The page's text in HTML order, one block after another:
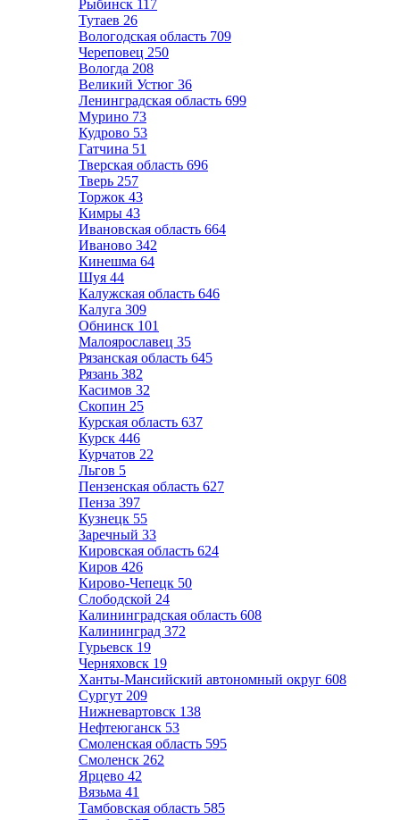
Рыбинск 117
Тутаев 26
Вологодская область 709
Череповец 250
Вологда 208
Великий Устюг 36
Ленинградская область 699
Мурино 73
Кудрово 53
Гатчина 51
Тверская область 696
Тверь 257
Торжок 43
Кимры 43
Ивановская область 664
Иваново 342
Кинешма 64
Шуя 44
Калужская область 646
Калуга 309
Обнинск 101
Малоярославец 35
Рязанская область 645
Рязань 382
Касимов 32
Скопин 25
Курская область 637
Курск 446
Курчатов 22
Льгов 5
Пензенская область 627
Пенза 397
Кузнецк 55
Заречный 33
Кировская область 624
Киров 426
Кирово-Чепецк 50
Слободской 24
Калининградская область 608
Калининград 372
Гурьевск 19
Черняховск 19
Ханты-Мансийский автономный округ 608
Сургут 209
Нижневартовск 138
Нефтеюганск 53
Смоленская область 595
Смоленск 262
Ярцево 42
Вязьма 41
Тамбовская область 585